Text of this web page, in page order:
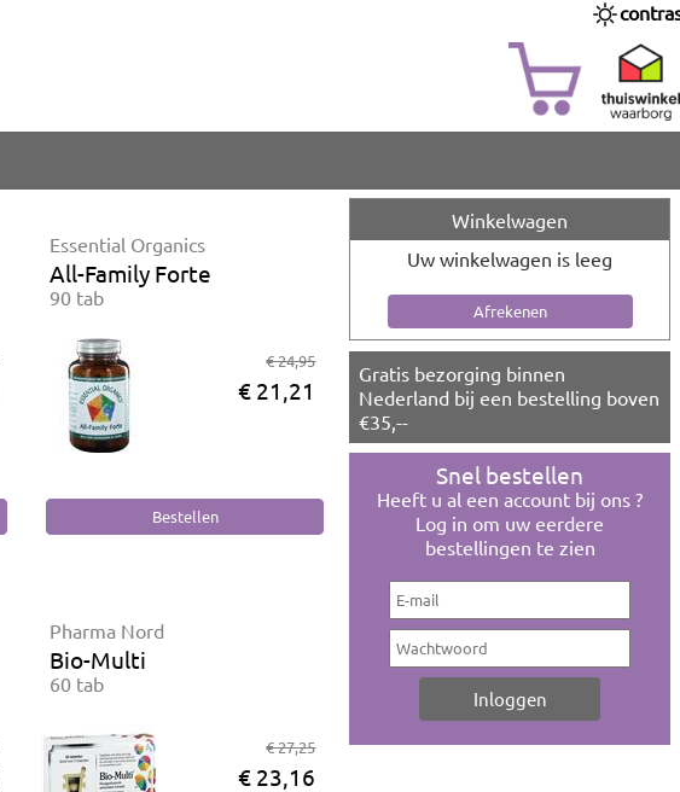
Essential Organics
All-Family Forte
90 tab
€ 24,95
€ 21,21
Pharma Nord
Bio-Multi
60 tab
€ 27,25
€ 23,16
Winkelwagen
Uw winkelwagen is leeg
Gratis bezorging binnen
Nederland bij een bestelling boven
€35,--
Snel bestellen
Heeft u al een account bij ons ?
Log in om uw eerdere
bestellingen te zien